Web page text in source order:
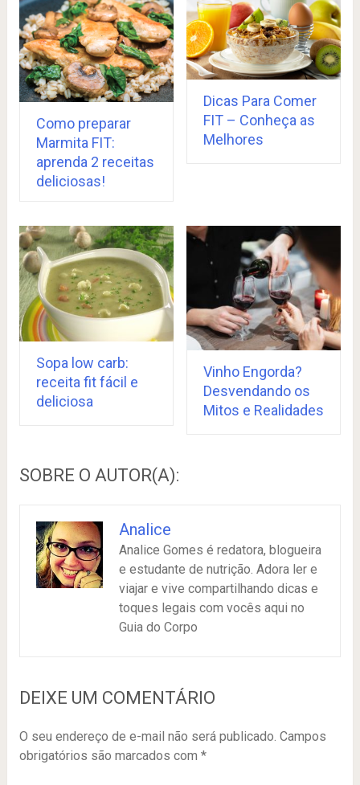
Como preparar
Marmita FIT:
aprenda 2 receitas
deliciosas!
Dicas Para Comer
FIT – Conheça as
Melhores
Sopa low carb:
receita fit fácil e
deliciosa
Vinho Engorda?
Desvendando os
Mitos e Realidades
SOBRE O AUTOR(A):
Analice
Analice Gomes é redatora, blogueira
e estudante de nutrição. Adora ler e
viajar e vive compartilhando dicas e
toques legais com vocês aqui no
Guia do Corpo
DEIXE UM COMENTÁRIO
O seu endereço de e-mail não será publicado. Campos
obrigatórios são marcados com *